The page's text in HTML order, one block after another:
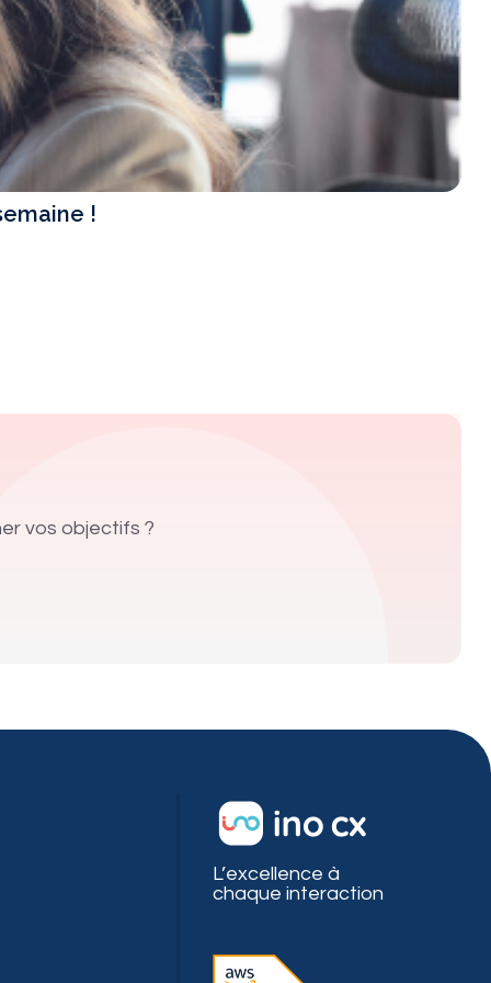
!
vos objectifs ?
L’excellence à
chaque interaction